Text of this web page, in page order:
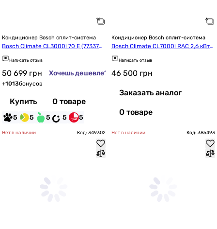
Кондиционер Bosch сплит-система
Bosch Climate CL3000i 70 E (7733701
738)
Написать отзыв
50 699 грн Хочешь дешевле?
+1013бонусов
Купить О товаре
5 5 5 5 5
Кондиционер Bosch сплит-система
Bosch Climate CL7000i RAC 2,6 кВт
White (7733703119)
Написать отзыв
46 500 грн
Заказать аналог
О товаре
Нет в наличии Код: 349302 Нет в наличии Код: 385493